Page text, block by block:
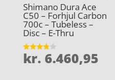
Shimano Dura Ace
C50 – Forhjul Carbon
700c – Tubeless –
Disc – E-Thru
Vurderet
3.8
kr. 6.460,95